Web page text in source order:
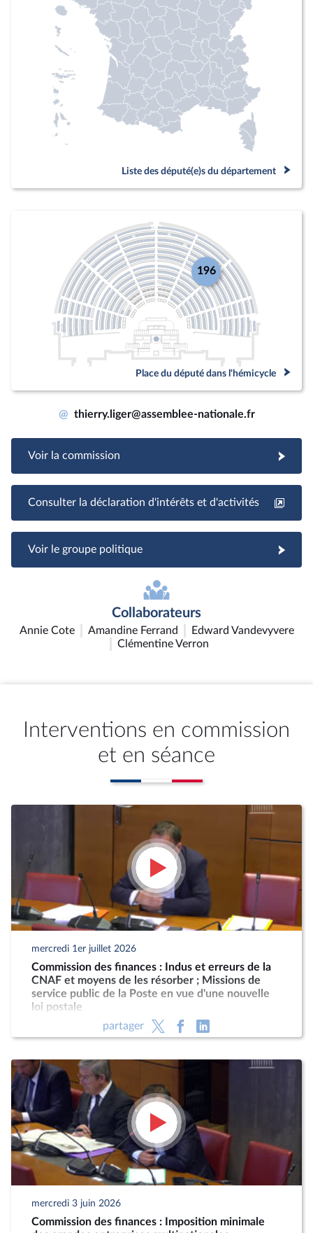
Liste des député(e)s du département
196
Place du député dans l'hémicycle
@ thierry.liger@assemblee-nationale.fr
Voir la commission
Consulter la déclaration d'intérêts et d'activités
Voir le groupe politique
Collaborateurs
Annie Cote Amandine Ferrand
Edward Vandevyvere
Clémentine Verron
Interventions en commission
et en séance
mercredi 1er juillet 2026
Commission des finances : Indus et erreurs de la
CNAF et moyens de les résorber ; Missions de
service public de la Poste en vue d'une nouvelle
loi postale
partager
mercredi 3 juin 2026
Commission des finances : Imposition minimale